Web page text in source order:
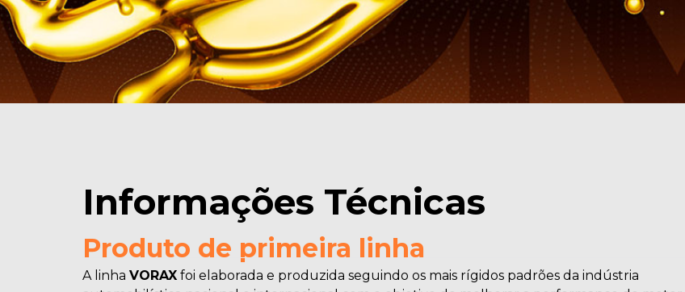
Informações Técnicas
Produto de primeira linha
A linha VORAX foi elaborada e produzida seguindo os mais rígidos padrões da indústria